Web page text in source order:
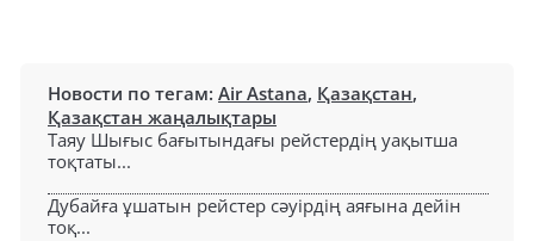
Новости по тегам: Air Astana, Қазақстан,
Қазақстан жаңалықтары
Таяу Шығыс бағытындағы рейстердің уақытша
тоқтаты...
Дубайға ұшатын рейстер сәуірдің аяғына дейін
тоқ...